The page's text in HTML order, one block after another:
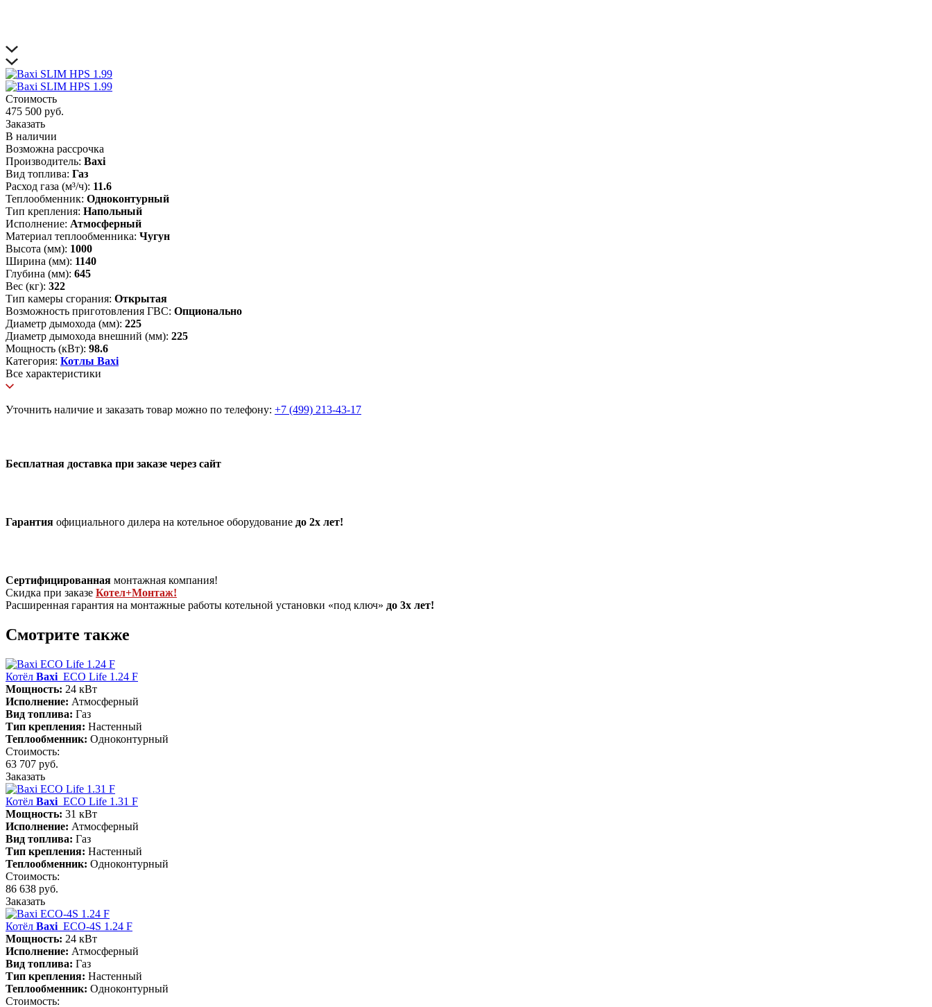
Стоимость
475 500 руб.
Заказать
В наличии
Возможна рассрочка
Производитель: Baxi
Вид топлива: Газ
Расход газа (м³/ч): 11.6
Теплообменник: Одноконтурный
Тип крепления: Напольный
Исполнение: Атмосферный
Материал теплообменника: Чугун
Высота (мм): 1000
Ширина (мм): 1140
Глубина (мм): 645
Вес (кг): 322
Тип камеры сгорания: Открытая
Возможность приготовления ГВС: Опционально
Диаметр дымохода (мм): 225
Диаметр дымохода внешний (мм): 225
Мощность (кВт): 98.6
Категория: Котлы Baxi
Все характеристики
Уточнить наличие и заказать товар можно по телефону: +7 (499) 213-43-17
Бесплатная доставка при заказе через сайт
Гарантия официального дилера на котельное оборудование до 2х лет!
Сертифицированная монтажная компания!
Скидка при заказе Котел+Монтаж!
Расширенная гарантия на монтажные работы котельной установки «под ключ» до 3х лет!
Смотрите также
Котёл Baxi ECO Life 1.24 F
Мощность: 24 кВт
Исполнение: Атмосферный
Вид топлива: Газ
Тип крепления: Настенный
Теплообменник: Одноконтурный
Стоимость:
63 707 руб.
Заказать
Котёл Baxi ECO Life 1.31 F
Мощность: 31 кВт
Исполнение: Атмосферный
Вид топлива: Газ
Тип крепления: Настенный
Теплообменник: Одноконтурный
Стоимость:
86 638 руб.
Заказать
Котёл Baxi ECO-4S 1.24 F
Мощность: 24 кВт
Исполнение: Атмосферный
Вид топлива: Газ
Тип крепления: Настенный
Теплообменник: Одноконтурный
Стоимость: